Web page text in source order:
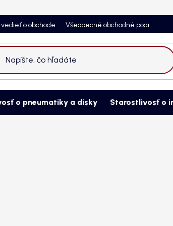
o obchode Všeobecné obchodné podmienky
o pneumatiky a disky Starostlivosť o